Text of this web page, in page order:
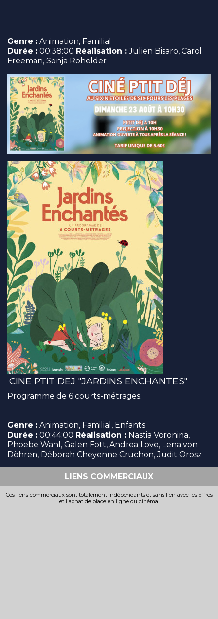
Genre : Animation, Familial
Durée : 00:38:00 Réalisation :Julien Bisaro, Carol
Freeman, Sonja Rohelder
CINE PTIT DEJ "JARDINS ENCHANTES"
Programme de 6 courts-métrages.
Genre : Animation, Familial, Enfants
Durée : 00:44:00 Réalisation : Nastia Voronina,
Phoebe Wahl, Galen Fott, Andrea Love, Lena von
Döhren, Déborah Cheyenne Cruchon, Judit Orosz
LIENS COMMERCIAUX
Ces liens commerciaux sont totalement indépendants et sans lien avec les offres
et l'achat de place en ligne du cinéma.